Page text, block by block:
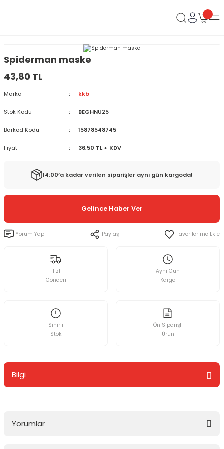
Spiderman maske
43,80 TL
Marka kkb
Stok Kodu BEGHNU25
Barkod Kodu 15878548745
Fiyat 36,50 TL + KDV
14:00’a kadar verilen siparişler aynı gün kargoda!
Gelince Haber Ver
Yorum Yap Paylaş
Hızlı
Gönderi
Aynı Gün
Kargo
Sınırlı
Stok
Ön Siparişli
Ürün
Bilgi
Yorumlar